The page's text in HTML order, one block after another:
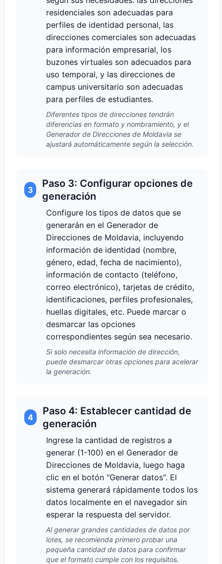
residenciales son adecuadas para
perfiles de identidad personal, las
direcciones comerciales son adecuadas
para información empresarial, los
buzones virtuales son adecuados para
uso temporal, y las direcciones de
campus universitario son adecuadas
para perfiles de estudiantes.
Diferentes tipos de direcciones tendrán
diferencias en formato y nombramiento, y el
Generador de Direcciones de Moldavia se
ajustará automáticamente según la selección.
3
Paso 3: Configurar opciones de
generación
Configure los tipos de datos que se
generarán en el Generador de
Direcciones de Moldavia, incluyendo
información de identidad (nombre,
género, edad, fecha de nacimiento),
información de contacto (teléfono,
correo electrónico), tarjetas de crédito,
identificaciones, perfiles profesionales,
huellas digitales, etc. Puede marcar o
desmarcar las opciones
correspondientes según sea necesario.
Si solo necesita información de dirección,
puede desmarcar otras opciones para acelerar
la generación.
4
Paso 4: Establecer cantidad de
generación
Ingrese la cantidad de registros a
generar (1-100) en el Generador de
Direcciones de Moldavia, luego haga
clic en el botón "Generar datos". El
sistema generará rápidamente todos los
datos localmente en el navegador sin
esperar la respuesta del servidor.
Al generar grandes cantidades de datos por
lotes, se recomienda primero probar una
pequeña cantidad de datos para confirmar
que el formato cumple con los requisitos.